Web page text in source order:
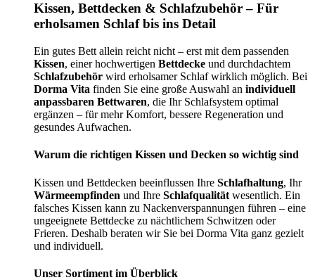
Kissen, Bettdecken & Schlafzubehör – Für
erholsamen Schlaf bis ins Detail
Ein gutes Bett allein reicht nicht – erst mit dem passenden
Kissen, einer hochwertigen Bettdecke und durchdachtem
Schlafzubehör wird erholsamer Schlaf wirklich möglich. Bei
Dorma Vita finden Sie eine große Auswahl an individuell
anpassbaren Bettwaren, die Ihr Schlafsystem optimal
ergänzen – für mehr Komfort, bessere Regeneration und
gesundes Aufwachen.
Warum die richtigen Kissen und Decken so wichtig sind
Kissen und Bettdecken beeinflussen Ihre Schlafhaltung, Ihr
Wärmeempfinden und Ihre Schlafqualität wesentlich. Ein
falsches Kissen kann zu Nackenverspannungen führen – eine
ungeeignete Bettdecke zu nächtlichem Schwitzen oder
Frieren. Deshalb beraten wir Sie bei Dorma Vita ganz gezielt
und individuell.
Unser Sortiment im Überblick